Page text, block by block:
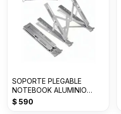
SOPORTE PLEGABLE
NOTEBOOK ALUMINIO
HASTA 18 PULGADAS
$ 590